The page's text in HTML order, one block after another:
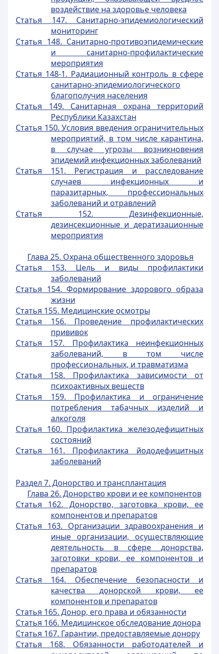
воздействие на здоровье человека
Статья 147. Санитарно-эпидемиологический
мониторинг
Статья 148. Санитарно-противоэпидемические
и санитарно-профилактические
мероприятия
Статья 148-1. Радиационный контроль в сфере
санитарно-эпидемиологического
благополучия населения
Статья 149. Санитарная охрана территорий
Республики Казахстан
Статья 150. Условия введения ограничительных
мероприятий, в том числе карантина,
в случае угрозы возникновения
эпидемий инфекционных заболеваний
Статья 151. Регистрация и расследование
случаев инфекционных и
паразитарных, профессиональных
заболеваний и отравлений
Статья 152. Дезинфекционные,
дезинсекционные и дератизационные
мероприятия
Глава 25. Охрана общественного здоровья
Статья 153. Цель и виды профилактики
заболеваний
Статья 154. Формирование здорового образа
жизни
Статья 155. Медицинские осмотры
Статья 156. Проведение профилактических
прививок
Статья 157. Профилактика неинфекционных
заболеваний, в том числе
профессиональных, и травматизма
Статья 158. Профилактика зависимости от
психоактивных веществ
Статья 159. Профилактика и ограничение
потребления табачных изделий и
алкоголя
Статья 160. Профилактика железодефицитных
состояний
Статья 161. Профилактика йододефицитных
заболеваний
Раздел 7. Донорство и трансплантация
Глава 26. Донорство крови и ее компонентов
Статья 162. Донорство, заготовка крови, ее
компонентов и препаратов
Статья 163. Организации здравоохранения и
иные организации, осуществляющие
деятельность в сфере донорства,
заготовки крови, ее компонентов и
препаратов
Статья 164. Обеспечение безопасности и
качества донорской крови, ее
компонентов и препаратов
Статья 165. Донор, его права и обязанности
Статья 166. Медицинское обследование донора
Статья 167. Гарантии, предоставляемые донору
Статья 168. Обязанности работодателей и